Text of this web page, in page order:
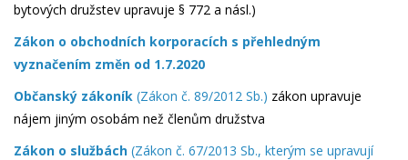
bytových družstev upravuje § 772 a násl.)
Zákon o obchodních korporacích s přehledným
vyznačením změn od 1.7.2020
Občanský zákoník (Zákon č. 89/2012 Sb.) zákon upravuje
nájem jiným osobám než členům družstva
Zákon o službách (Zákon č. 67/2013 Sb., kterým se upravují